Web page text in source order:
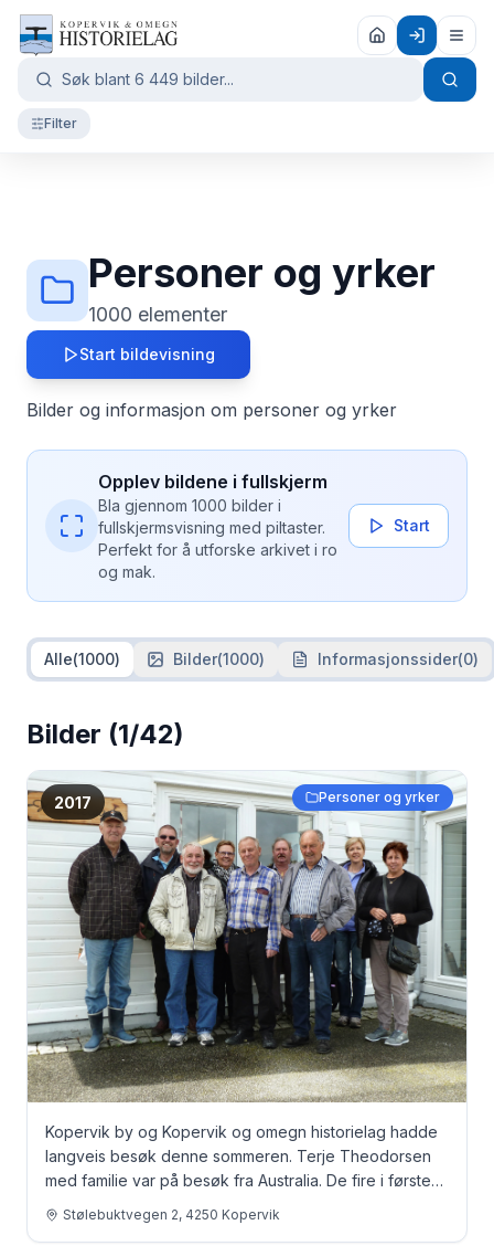
Filter
Personer og yrker
1000 elementer
Start bildevisning
Bilder og informasjon om personer og yrker
Opplev bildene i fullskjerm
Bla gjennom 1000 bilder i
fullskjermsvisning med piltaster.
Perfekt for å utforske arkivet i ro
og mak.
Start
Alle(1000) Bilder(1000) Informasjonssider(0)
Bilder (1/42)
2017 Personer og yrker
Kopervik by og Kopervik og omegn historielag hadde
langveis besøk denne sommeren. Terje Theodorsen
med familie var på besøk fra Australia. De fire i første
rekke fra venstre: Odd B. Christensen, Terje
Theodorsen, Per Arild Bygnes og Lars Halvorsen Alle i
Stølebuktvegen 2, 4250 Kopervik